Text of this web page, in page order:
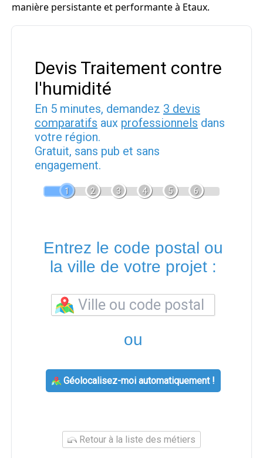
manière persistante et performante à Etaux.
Devis Traitement contre
l'humidité
En 5 minutes, demandez 3 devis
comparatifs aux professionnels dans
votre région.
Gratuit, sans pub et sans
engagement.
1 2 3 4 5 6
Entrez le code postal ou
la ville de votre projet :
ou
Géolocalisez-moi automatiquement !
Retour à la liste des métiers